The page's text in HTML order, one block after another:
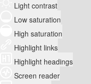
Light contrast
Low saturation
High saturation
Highlight links
Highlight headings
Screen reader